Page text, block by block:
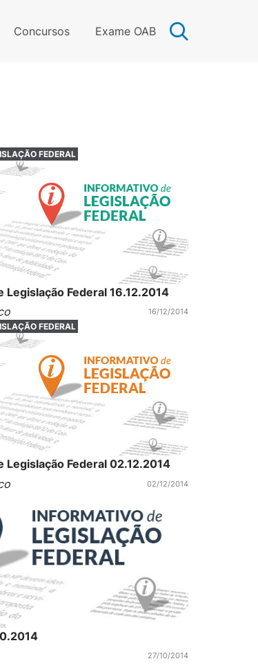
Concursos Exame OAB
FEDERAL
Legislação Federal 16.12.2014
16/12/2014
FEDERAL
Legislação Federal 02.12.2014
02/12/2014
27/10/2014